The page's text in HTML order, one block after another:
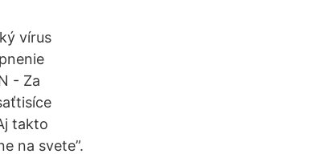
vírus
- Za
takto
na svete”.